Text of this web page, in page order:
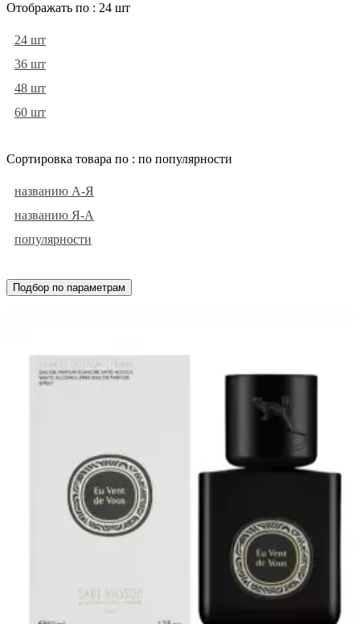
Отображать по : 24 шт
24 шт
36 шт
48 шт
60 шт
Сортировка товара по : по популярности
названию А-Я
названию Я-А
популярности
Подбор по параметрам